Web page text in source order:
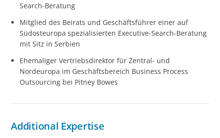
Search-Beratung
Mitglied des Beirats und Geschäftsführer einer auf
Südosteuropa spezialisierten Executive-Search-Beratung
mit Sitz in Serbien
Ehemaliger Vertriebsdirektor für Zentral- und
Nordeuropa im Geschäftsbereich Business Process
Outsourcing bei Pitney Bowes
Additional Expertise